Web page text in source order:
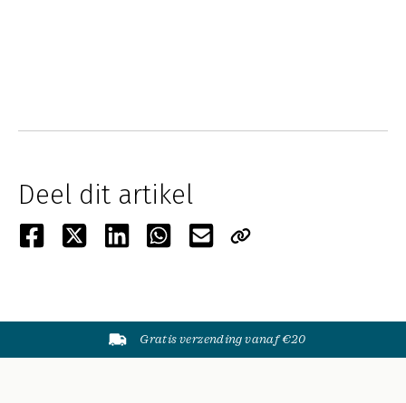
Deel dit artikel
Gratis verzending vanaf €20